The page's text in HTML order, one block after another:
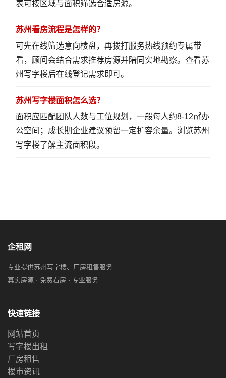
表可按区域与面积筛选合适房源。
苏州看房流程是怎样的？
可先在线筛选意向楼盘，再拨打服务热线预约专属带
看，顾问会结合需求推荐房源并陪同实地勘察。 查看苏
州写字楼后在线登记需求即可。
苏州写字楼面积怎么选？
面积应匹配团队人数与工位规划，一般每人约8-12㎡办
公空间；成长期企业建议预留一定扩容余量。 浏览苏州
写字楼了解主流面积段。
企租网
专业提供苏州写字楼、厂房租售服务
真实房源 · 免费看房 · 专业服务
快速链接
网站首页
写字楼出租
厂房租售
楼市资讯